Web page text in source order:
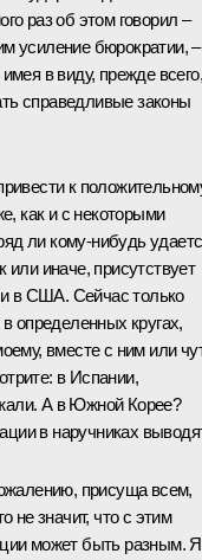
раз об этом говорил –
усиление бюрократии,
в виду, прежде всего,
справедливые законы
к
как и с некоторыми
ли кому‑нибудь
или иначе, присутствует
и в США. Сейчас только
определенных кругах,
вместе с ним или
в Испании,
А в Южной Корее?
в наручниках
присуща всем,
не значит, что с этим
может быть разным. Я